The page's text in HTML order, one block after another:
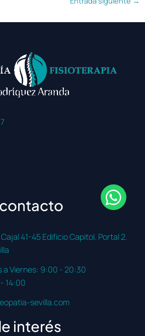
41-45 Edificio Capitol. Portal 2.
a Viernes: 9:00 - 20:30
14:00
sevilla.com
interés